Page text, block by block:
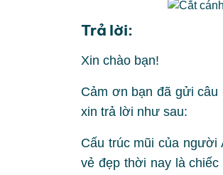
Trả lời:
Xin chào bạn!
Cảm ơn bạn đã gửi câu
xin trả lời như sau:
Cấu trúc mũi của
vẻ đẹp thời nay là